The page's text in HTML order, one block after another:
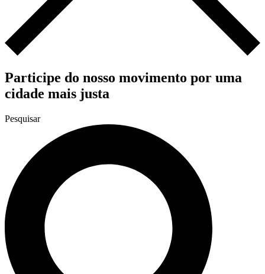
Participe do nosso movimento por uma
cidade mais justa
Pesquisar